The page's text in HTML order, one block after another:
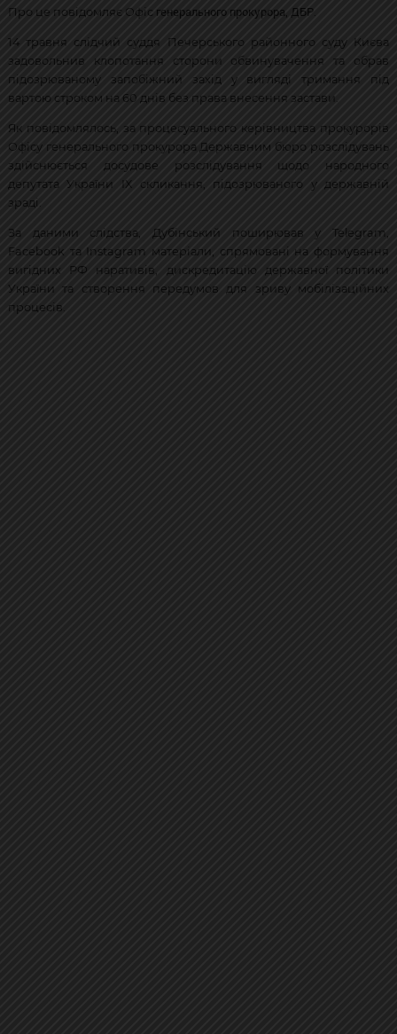
Про це повідомляє Офіс генерального прокурора, ДБР.
14 травня слідчий суддя Печерського районного суду Києва
задовольнив клопотання сторони обвинувачення та обрав
підозрюваному запобіжний захід у вигляді тримання під
вартою строком на 60 днів без права внесення застави.
Як повідомлялось, за процесуального керівництва прокурорів
Офісу генерального прокурора Державним бюро розслідувань
здійснюється досудове розслідування щодо народного
депутата України IX скликання, підозрюваного у державній
зраді.
За даними слідства, Дубінський поширював у Telegram,
Facebook та Instagram матеріали, спрямовані на формування
вигідних РФ наративів, дискредитацію державної політики
України та створення передумов для зриву мобілізаційних
процесів.